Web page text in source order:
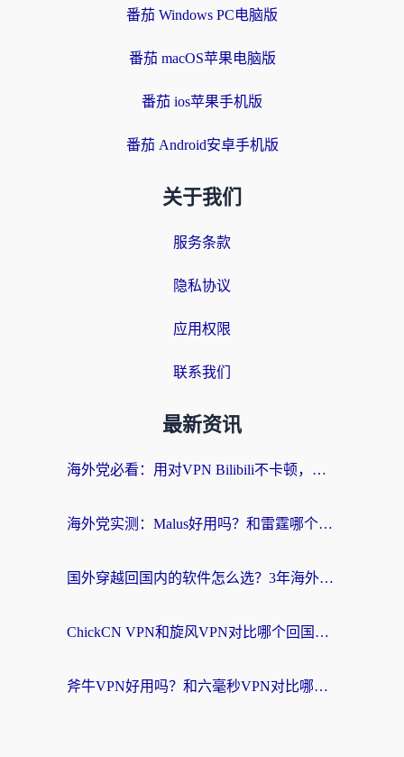
番茄 Windows PC电脑版
番茄 macOS苹果电脑版
番茄 ios苹果手机版
番茄 Android安卓手机版
关于我们
服务条款
隐私协议
应用权限
联系我们
最新资讯
海外党必看：用对VPN Bilibili不卡顿，英国玩国内游戏也丝滑——2026回国加速器选择指南
海外党实测：Malus好用吗？和雷霆哪个好？+ 3款热门加速器深度对比
国外穿越回国内的软件怎么选？3年海外党亲测实用指南，告别地域限制
ChickCN VPN和旋风VPN对比哪个回国效果更好？海外党实测回国内网神器指南
斧牛VPN好用吗？和六毫秒VPN对比哪个回国效果更好？海外党亲测实用指南